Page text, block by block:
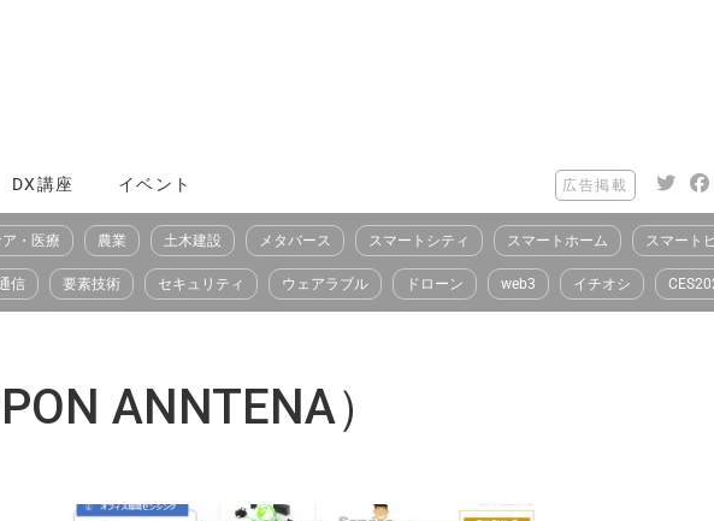
DX講座 イベント 広告掲載
・医療 農業 土木建設 メタバース スマートシティ スマートホーム スマート
信 要素技術 セキュリティ ウェアラブル ドローン web3 イチオシ
ANNTENA）